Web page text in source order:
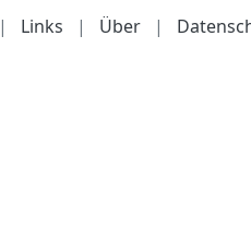
| Links | Über |